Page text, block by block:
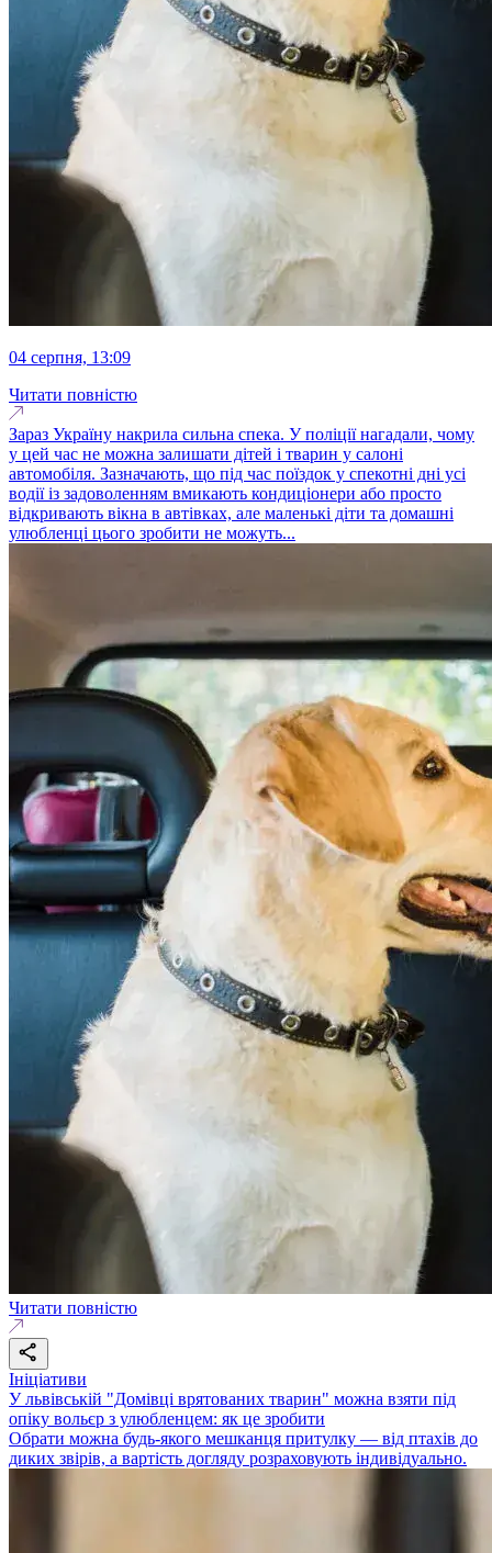
04 серпня, 13:09
Читати повністю
Зараз Україну накрила сильна спека. У поліції нагадали, чому
у цей час не можна залишати дітей і тварин у салоні
автомобіля. Зазначають, що під час поїздок у спекотні дні усі
водії із задоволенням вмикають кондиціонери або просто
відкривають вікна в автівках, але маленькі діти та домашні
улюбленці цього зробити не можуть...
Читати повністю
Ініціативи
У львівській "Домівці врятованих тварин" можна взяти під
опіку вольєр з улюбленцем: як це зробити
Обрати можна будь-якого мешканця притулку — від птахів до
диких звірів, а вартість догляду розраховують індивідуально.